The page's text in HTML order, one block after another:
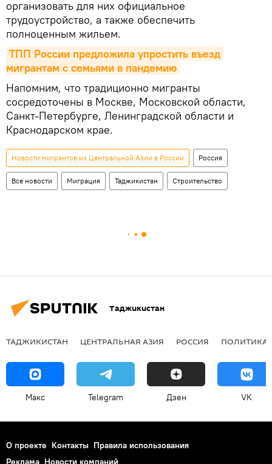
организовать для них официальное
трудоустройство, а также обеспечить
полноценным жильем.
ТПП России предложила упростить въезд
мигрантам с семьями в пандемию
Напомним, что традиционно мигранты
сосредоточены в Москве, Московской области,
Санкт-Петербурге, Ленинградской области и
Краснодарском крае.
Новости мигрантов из Центральной Азии в России Россия
Все новости Миграция Таджикистан Строительство
Таджикистан
ТАДЖИКИСТАН ЦЕНТРАЛЬНАЯ АЗИЯ РОССИЯ ПОЛИТИКА
Макс Telegram Дзен VK
О проекте Контакты Правила использования
Реклама Новости компаний